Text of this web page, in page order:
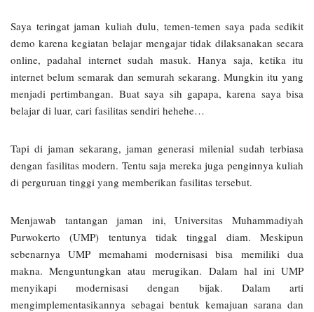
Saya teringat jaman kuliah dulu, temen-temen saya pada sedikit
demo karena kegiatan belajar mengajar tidak dilaksanakan secara
online, padahal internet sudah masuk. Hanya saja, ketika itu
internet belum semarak dan semurah sekarang. Mungkin itu yang
menjadi pertimbangan. Buat saya sih gapapa, karena saya bisa
belajar di luar, cari fasilitas sendiri hehehe…
Tapi di jaman sekarang, jaman generasi milenial sudah terbiasa
dengan fasilitas modern. Tentu saja mereka juga penginnya kuliah
di perguruan tinggi yang memberikan fasilitas tersebut.
Menjawab tantangan jaman ini, Universitas Muhammadiyah
Purwokerto (UMP) tentunya tidak tinggal diam. Meskipun
sebenarnya UMP memahami modernisasi bisa memiliki dua
makna. Menguntungkan atau merugikan. Dalam hal ini UMP
menyikapi modernisasi dengan bijak. Dalam arti
mengimplementasikannya sebagai bentuk kemajuan sarana dan